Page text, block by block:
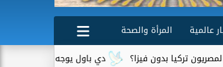
عالمية
المرأة والصحة
دي باول يوجه رسالة مؤثرة لميسي بعد
بدون فيزا؟